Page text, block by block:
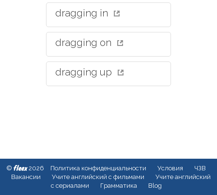
dragging in
dragging on
dragging up
© fleex2026 Политика конфиденциальности Условия
ЧЗВ
Вакансии
Учите английский с фильмами
Учите английский
с сериалами
Грамматика Blog